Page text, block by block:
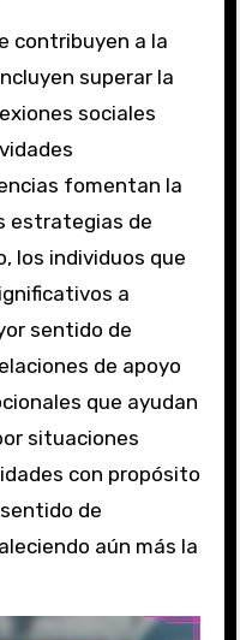
contribuyen a la
superar la
sociales
fomentan la
estrategias de
los individuos que
a
sentido de
de apoyo
que ayudan
situaciones
con propósito
de
aún más la